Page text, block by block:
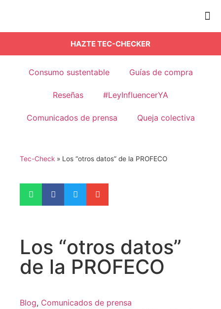
HAZTE TEC-CHECKER
Consumo sustentable Guías de compra
Reseñas #LeyInfluencerYA
Comunicados de prensa Queja colectiva
Tec-Check » Los “otros datos” de la PROFECO
Los “otros datos”
de la PROFECO
Blog, Comunicados de prensa